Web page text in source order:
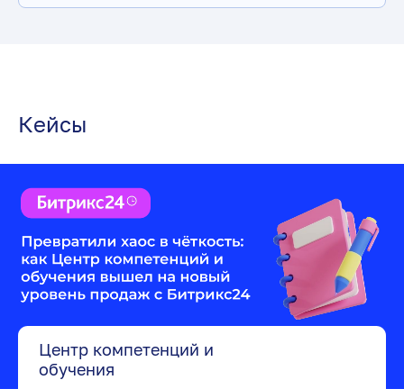
Кейсы
Центр компетенций и
обучения